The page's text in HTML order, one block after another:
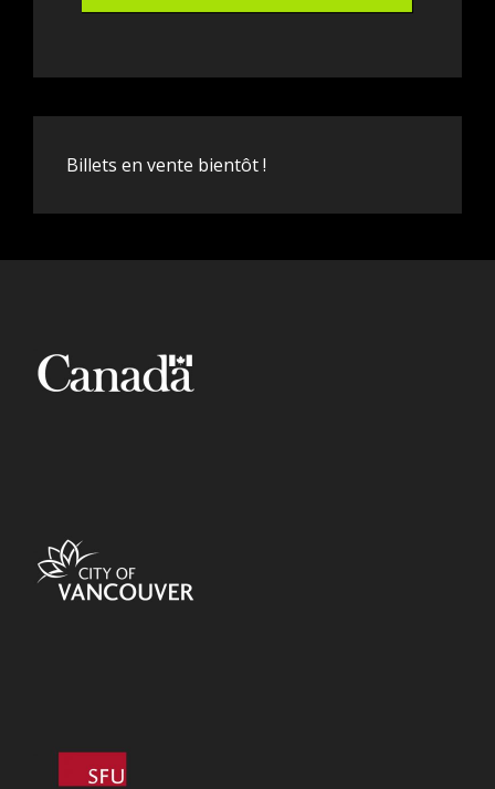
Billets en vente bientôt !